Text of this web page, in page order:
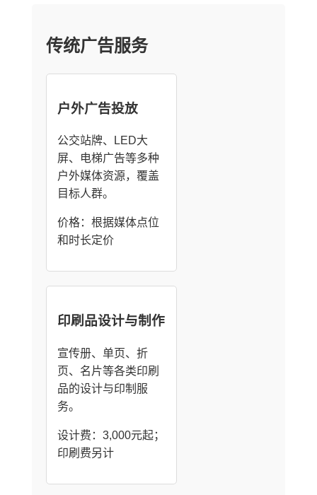
传统广告服务
户外广告投放
公交站牌、LED大
屏、电梯广告等多种
户外媒体资源，覆盖
目标人群。
价格：根据媒体点位
和时长定价
印刷品设计与制作
宣传册、单页、折
页、名片等各类印刷
品的设计与印制服
务。
设计费：3,000元起；
印刷费另计